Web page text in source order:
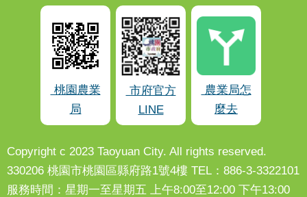
桃園農業
局
市府官方
LINE
農業局怎
麼去
Copyright c 2023 Taoyuan City. All rights reserved.
330206 桃園市桃園區縣府路1號4樓 TEL：886-3-3322101
服務時間：星期一至星期五 上午8:00至12:00 下午13:00